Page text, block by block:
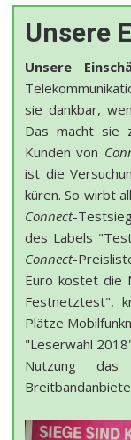
Unsere
Unsere
sie dankbar,
Das macht sie
Kunden von
ist die
küren. So wirbt
Connect-
des Labels
Connect-
Euro kostet die
Festnetztest",
Plätze
"Leserwahl
Nutzung das